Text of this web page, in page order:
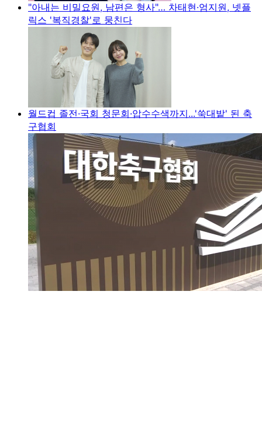
"아내는 비밀요원, 남편은 형사"… 차태현·엄지원, 넷플
릭스 '복직경찰'로 뭉친다
월드컵 졸전·국회 청문회·압수수색까지...'쑥대밭' 된 축
구협회